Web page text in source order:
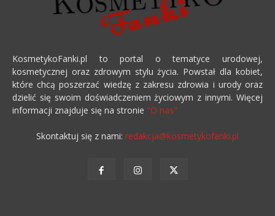
KosmetykoFanki.pl to portal o tematyce urodowej,
kosmetycznej oraz zdrowym stylu życia. Powstał dla kobiet,
które chcą poszerzać wiedzę z zakresu zdrowia i urody oraz
dzielić się swoim doświadczeniem życiowym z innymi. Więcej
informacji znajduje się na stronie "O nas"
Skontaktuj się z nami: redakcja@kosmetykofanki.pl